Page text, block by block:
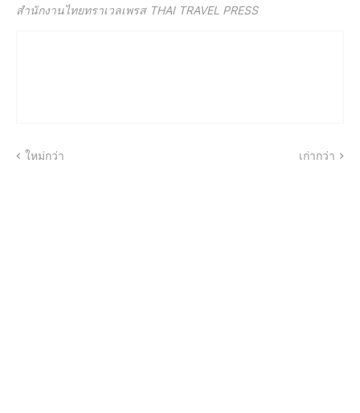
สำนักงานไทยทราเวลเพรส THAI TRAVEL PRESS
ใหม่กว่า เก่ากว่า